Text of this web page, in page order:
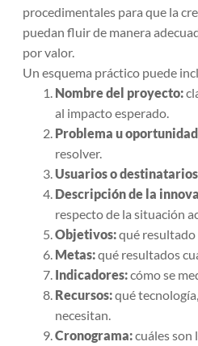
procedimentales para que la
puedan fluir de manera
por valor.
Un esquema práctico puede
Nombre del proyecto:
al impacto esperado.
Problema u
resolver.
Usuarios o
Descripción de la
respecto de la situación
Objetivos:qué resultado
Metas:qué resultados
Indicadores:cómo se
Recursos:qué
necesitan.
Cronograma:cuáles son